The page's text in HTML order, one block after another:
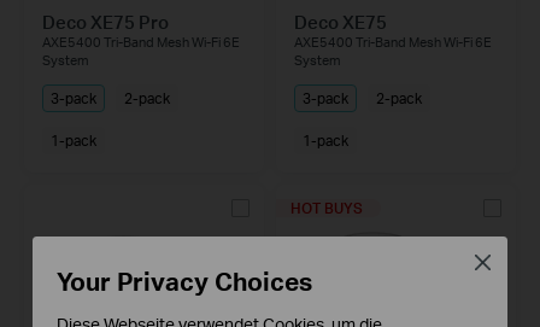
Deco XE75 Pro
AXE5400 Tri-Band Mesh Wi-Fi 6E
System
3-pack 2-pack
1-pack
Deco XE75
AXE5400 Tri-Band Mesh Wi-Fi 6E
System
3-pack 2-pack
1-pack
HOT BUYS
Your Privacy Choices
Close